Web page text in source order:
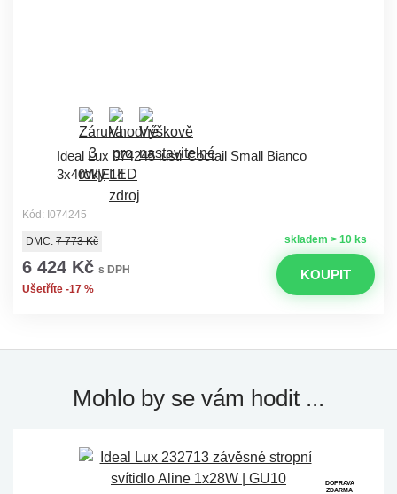
Ideal Lux 074245 lustr Coctail Small Bianco
3x40W|E14
Kód: I074245
skladem > 10 ks
DMC: 7 773 Kč
6 424 Kč s DPH
Ušetříte -17 %
KOUPIT
Mohlo by se vám hodit ...
DOPRAVA
ZDARMA